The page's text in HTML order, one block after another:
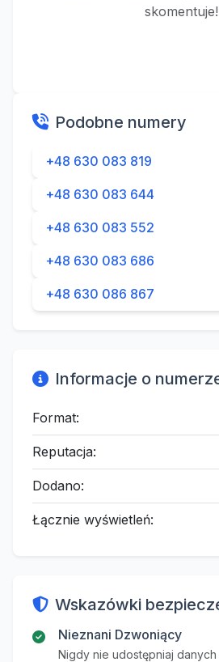
skomentuje!
Podobne numery
+48 630 083 819
+48 630 083 644
+48 630 083 552
+48 630 083 686
+48 630 086 867
Informacje o
Format:
Reputacja:
Dodano:
Łącznie wyświetleń:
Wskazówki
Nieznani Dzwoniący
Nigdy nie udostępniaj